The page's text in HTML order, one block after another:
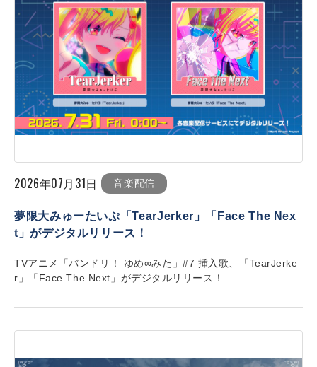
2026年07月31日 音楽配信
夢限大みゅーたいぷ「TearJerker」「Face The Nex
t」がデジタルリリース！
TVアニメ「バンドリ！ ゆめ∞みた」#7 挿入歌、「TearJerke
r」「Face The Next」がデジタルリリース！...